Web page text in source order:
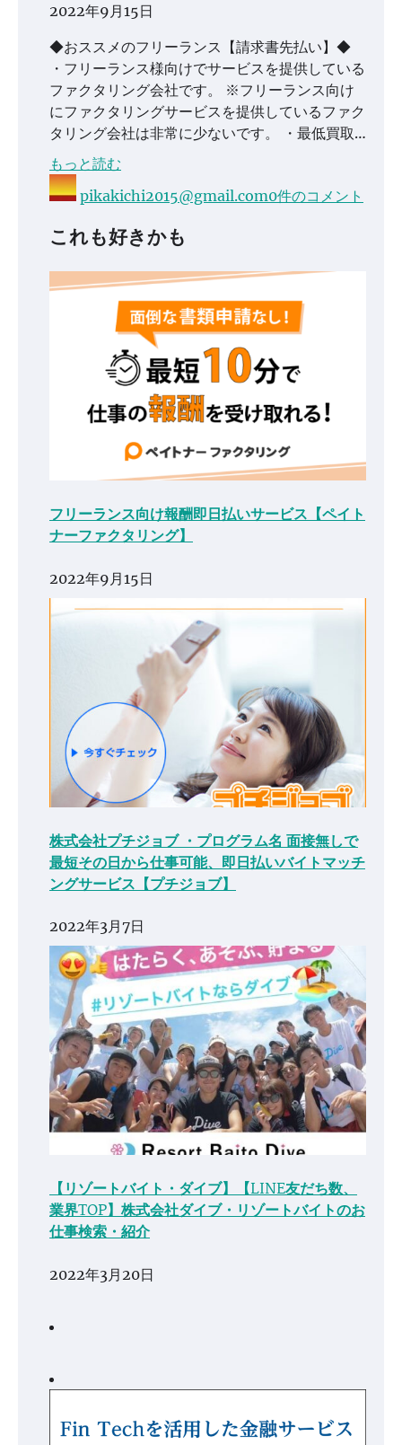
2022年9月15日
◆おススメのフリーランス【請求書先払い】◆
・フリーランス様向けでサービスを提供している
ファクタリング会社です。 ※フリーランス向け
にファクタリングサービスを提供しているファク
タリング会社は非常に少ないです。 ・最低買取…
もっと読む
pikakichi2015@gmail.com0件のコメント
これも好きかも
フリーランス向け報酬即日払いサービス【ペイト
ナーファクタリング】
2022年9月15日
株式会社プチジョブ ・プログラム名 面接無しで
最短その日から仕事可能、即日払いバイトマッチ
ングサービス【プチジョブ】
2022年3月7日
【リゾートバイト・ダイブ】【LINE友だち数、
業界TOP】株式会社ダイブ・リゾートバイトのお
仕事検索・紹介
2022年3月20日